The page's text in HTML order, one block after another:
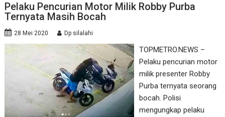
Pelaku Pencurian Motor Milik Robby Purba
Ternyata Masih Bocah
28 Mei 2020 Dp silalahi
TOPMETRO.NEWS –
Pelaku pencurian motor
milik presenter Robby
Purba ternyata seorang
bocah. Polisi
mengungkap pelaku